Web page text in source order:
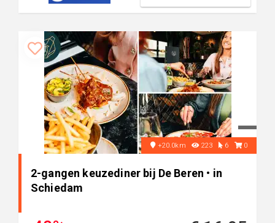
+20.0km 223 6 0
2-gangen keuzediner bij De Beren • in
Schiedam